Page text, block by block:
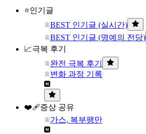
⭐인기글
BEST 인기글 (실시간)
BEST 인기글 (명예의 전당)
📈극복 후기
완전 극복 후기
변화 과정 기록
❤️‍🩹증상 공유
가스, 복부팽만